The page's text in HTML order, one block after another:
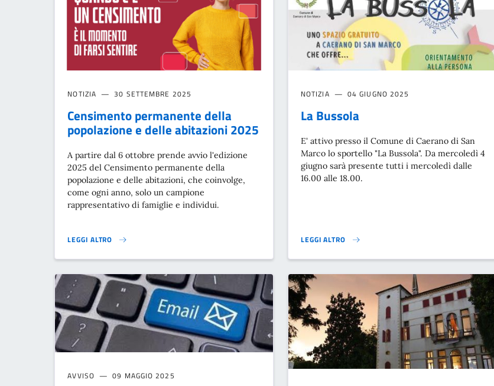
NOTIZIA 30 SETTEMBRE 2025
Censimento permanente della
popolazione e delle abitazioni 2025
A partire dal 6 ottobre prende avvio l'edizione
2025 del Censimento permanente della
popolazione e delle abitazioni, che coinvolge,
come ogni anno, solo un campione
rappresentativo di famiglie e individui.
LEGGI ALTRO
CENSIMENTO PERMANENTE DELLA POPOLAZIONE E DELLE ABITAZIONI 2025}
NOTIZIA 04 GIUGNO 2025
La Bussola
E' attivo presso il Comune di Caerano di San
Marco lo sportello "La Bussola". Da mercoledì 4
giugno sarà presente tutti i mercoledì dalle
16.00 alle 18.00.
LEGGI ALTRO
LA BUSSOLA}
AVVISO 09 MAGGIO 2025